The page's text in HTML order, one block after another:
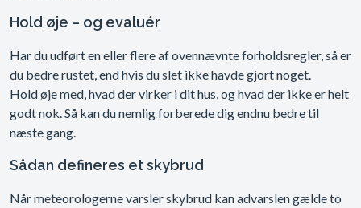
Hold øje – og evaluér
Har du udført en eller flere af ovennævnte forholdsregler, så er
du bedre rustet, end hvis du slet ikke havde gjort noget.
Hold øje med, hvad der virker i dit hus, og hvad der ikke er helt
godt nok. Så kan du nemlig forberede dig endnu bedre til
næste gang.
Sådan defineres et skybrud
Når meteorologerne varsler skybrud kan advarslen gælde to